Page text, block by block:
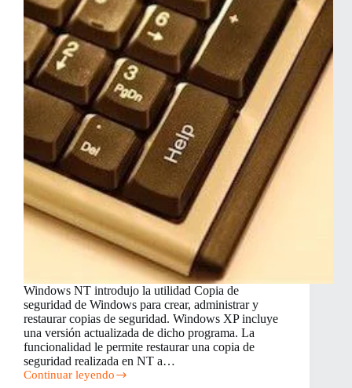
Windows NT introdujo la utilidad Copia de
seguridad de Windows para crear, administrar y
restaurar copias de seguridad. Windows XP incluye
una versión actualizada de dicho programa. La
funcionalidad le permite restaurar una copia de
seguridad realizada en NT a…
Continuar leyendo
Cómo